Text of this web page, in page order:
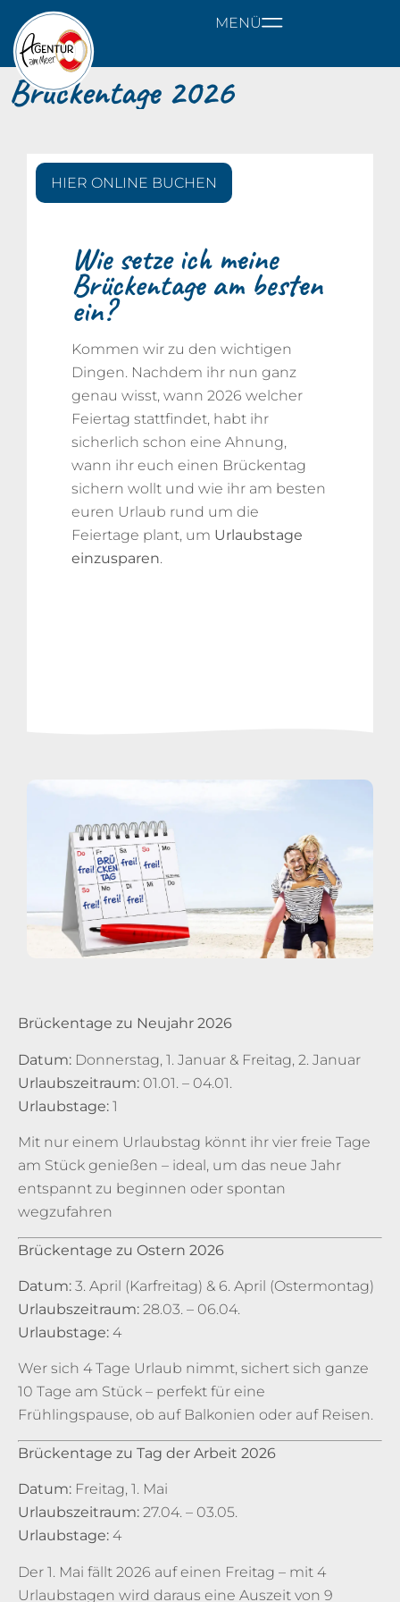
MENÜ
Brückentage 2026
HIER ONLINE BUCHEN
Wie setze ich meine
Brückentage am besten
ein?
Kommen wir zu den wichtigen
Dingen. Nachdem ihr nun ganz
genau wisst, wann 2026 welcher
Feiertag stattfindet, habt ihr
sicherlich schon eine Ahnung,
wann ihr euch einen Brückentag
sichern wollt und wie ihr am besten
euren Urlaub rund um die
Feiertage plant, um Urlaubstage
einzusparen.
Brückentage zu Neujahr 2026
Datum: Donnerstag, 1. Januar & Freitag, 2. Januar
Urlaubszeitraum: 01.01. – 04.01.
Urlaubstage: 1
Mit nur einem Urlaubstag könnt ihr vier freie Tage
am Stück genießen – ideal, um das neue Jahr
entspannt zu beginnen oder spontan
wegzufahren
Brückentage zu Ostern 2026
Datum: 3. April (Karfreitag) & 6. April (Ostermontag)
Urlaubszeitraum: 28.03. – 06.04.
Urlaubstage: 4
Wer sich 4 Tage Urlaub nimmt, sichert sich ganze
10 Tage am Stück – perfekt für eine
Frühlingspause, ob auf Balkonien oder auf Reisen.
Brückentage zu Tag der Arbeit 2026
Datum: Freitag, 1. Mai
Urlaubszeitraum: 27.04. – 03.05.
Urlaubstage: 4
Der 1. Mai fällt 2026 auf einen Freitag – mit 4
Urlaubstagen wird daraus eine Auszeit von 9